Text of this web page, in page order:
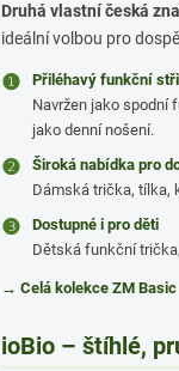
Druhá vlastní česká
ideální volbou pro
❶
Přiléhavý funkční
Navržen jako spodní
jako denní nošení.
❷
Široká nabídka pro
Dámská trička, tílka,
❸
Dostupné i pro děti
Dětská funkční
→ Celá kolekce ZM Basic
ioBio – štíhlé,